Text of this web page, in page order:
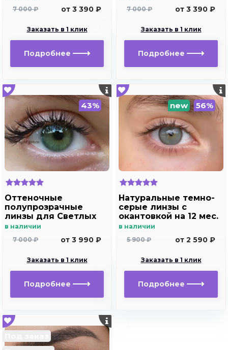
близорукости
7 000 ₽
от 3 390 ₽
Заказать в 1 клик
Подробнее
близорукости
7 000 ₽
от 3 390 ₽
Заказать в 1 клик
Подробнее
43%
Оттеночные
полупрозрачные
линзы для Светлых
глаз Marquise solo
дальнозоркости и
в наличии
7 000 ₽
от 3 990 ₽
Заказать в 1 клик
Подробнее
new 56%
Натуральные темно-
серые линзы c
окантовкой на 12 мес.
Marquise essvase gray
в наличии
5 900 ₽
от 2 590 ₽
Заказать в 1 клик
Подробнее